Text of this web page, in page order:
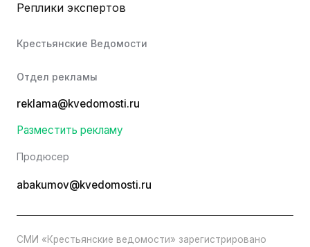
Реплики экспертов
Крестьянские Ведомости
Отдел рекламы
reklama@kvedomosti.ru
Разместить рекламу
Продюсер
abakumov@kvedomosti.ru
СМИ «Крестьянские ведомости» зарегистрировано